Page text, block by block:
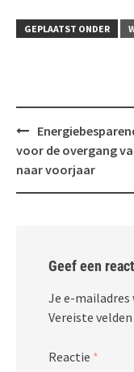
GEPLAATST ONDER
Bericht
navigatie
voor de overgang
naar voorjaar
Geef een
Je e-
Vereiste
Reactie *